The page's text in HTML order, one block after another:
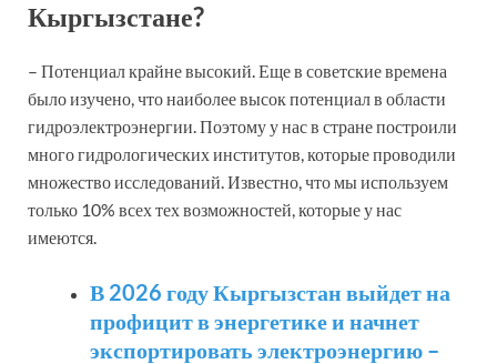
Кыргызстане?
– Потенциал крайне высокий. Еще в советские времена
было изучено, что наиболее высок потенциал в области
гидроэлектроэнергии. Поэтому у нас в стране построили
много гидрологических институтов, которые проводили
множество исследований. Известно, что мы используем
только 10% всех тех возможностей, которые у нас
имеются.
В 2026 году Кыргызстан выйдет на
профицит в энергетике и начнет
экспортировать электроэнергию –